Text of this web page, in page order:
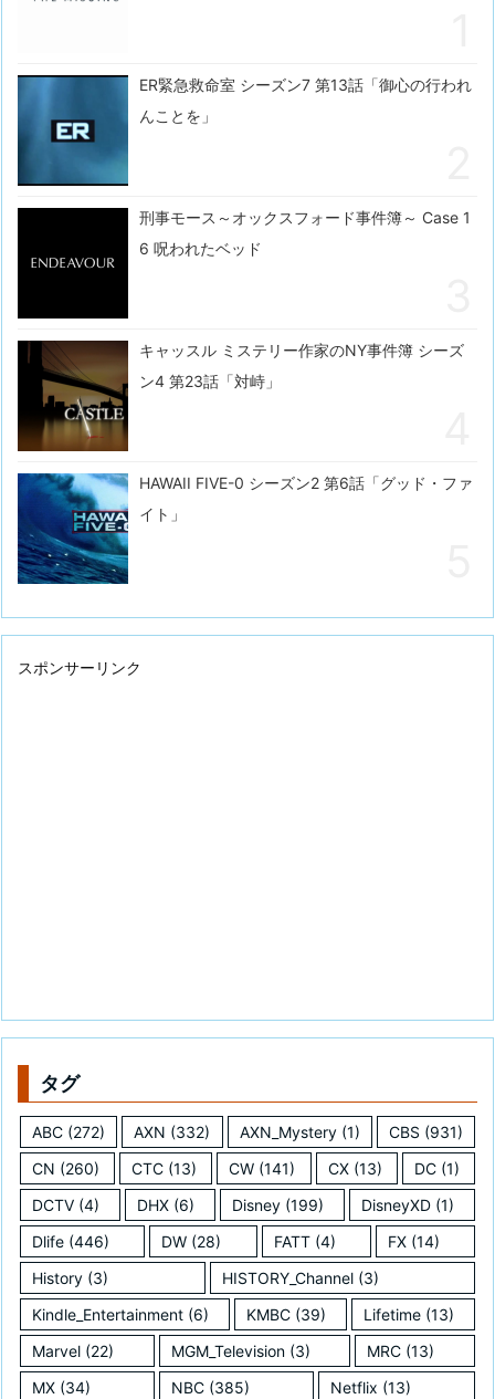
ER緊急救命室 シーズン7 第13話「御心の行われ
んことを」
刑事モース～オックスフォード事件簿～ Case 1
6 呪われたベッド
キャッスル ミステリー作家のNY事件簿 シーズ
ン4 第23話「対峙」
HAWAII FIVE-0 シーズン2 第6話「グッド・ファ
イト」
スポンサーリンク
タグ
ABC (272) AXN (332) AXN_Mystery(1) CBS (931)
CN (260) CTC (13) CW (141) CX(13) DC(1)
DCTV (4) DHX (6) Disney (199) DisneyXD (1)
Dlife (446) DW (28) FATT(4) FX(14)
History (3) HISTORY_Channel(3)
Kindle_Entertainment (6) KMBC (39) Lifetime (13)
Marvel (22) MGM_Television(3) MRC (13)
MX (34) NBC (385) Netflix (13)